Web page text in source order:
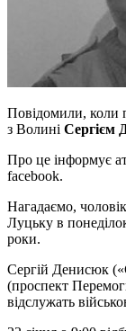
Повідомили, коли
з Волині Сергієм
Про це інформує
facebook.
Нагадаємо,
Луцьку в
роки.
Сергій Денисюк
(проспект
відслужать